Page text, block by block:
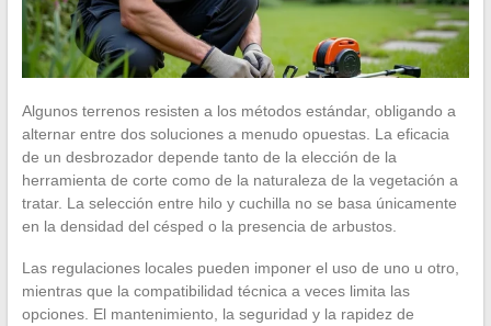
Algunos terrenos resisten a los métodos estándar, obligando a
alternar entre dos soluciones a menudo opuestas. La eficacia
de un desbrozador depende tanto de la elección de la
herramienta de corte como de la naturaleza de la vegetación a
tratar. La selección entre hilo y cuchilla no se basa únicamente
en la densidad del césped o la presencia de arbustos.
Las regulaciones locales pueden imponer el uso de uno u otro,
mientras que la compatibilidad técnica a veces limita las
opciones. El mantenimiento, la seguridad y la rapidez de